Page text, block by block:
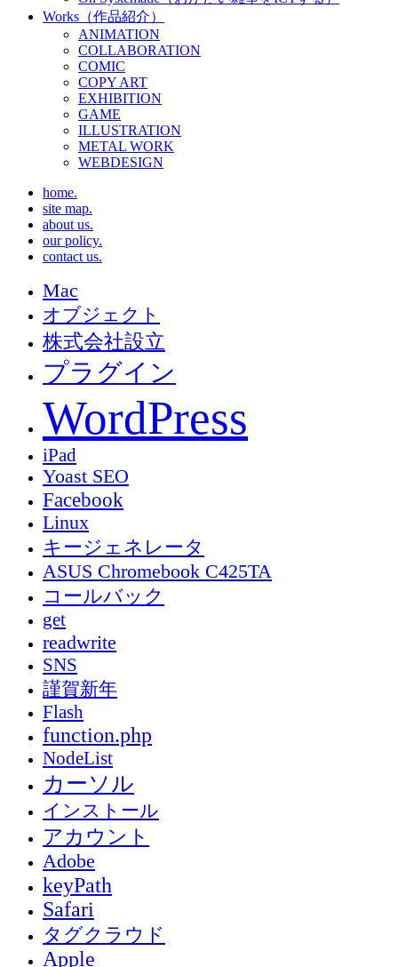
Works（作品紹介）
ANIMATION
COLLABORATION
COMIC
COPY ART
EXHIBITION
GAME
ILLUSTRATION
METAL WORK
WEBDESIGN
home.
site map.
about us.
our policy.
contact us.
Mac
オブジェクト
株式会社設立
プラグイン
WordPress
iPad
Yoast SEO
Facebook
Linux
キージェネレータ
ASUS Chromebook C425TA
コールバック
get
readwrite
SNS
謹賀新年
Flash
function.php
NodeList
カーソル
インストール
アカウント
Adobe
keyPath
Safari
タグクラウド
Apple